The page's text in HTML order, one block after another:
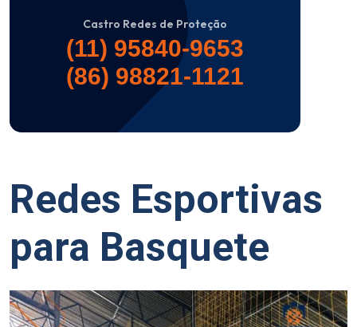
Castro Redes de Proteção
(11) 95840-9653
(86) 98821-1121
Redes Esportivas
para Basquete